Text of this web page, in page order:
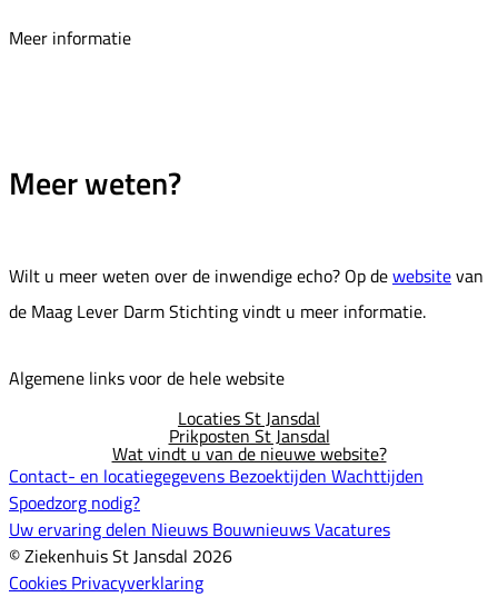
Meer informatie
Meer weten?
Wilt u meer weten over de inwendige echo? Op dewebsitevan
de Maag Lever Darm Stichting vindt u meer informatie.
Algemene links voor de hele website
Locaties St Jansdal
Prikposten St Jansdal
Wat vindt u van de nieuwe website?
Contact- en locatiegegevens Bezoektijden Wachttijden
Spoedzorg nodig?
Uw ervaring delen Nieuws BouwnieuwsVacatures
© Ziekenhuis St Jansdal 2026
Cookies Privacyverklaring